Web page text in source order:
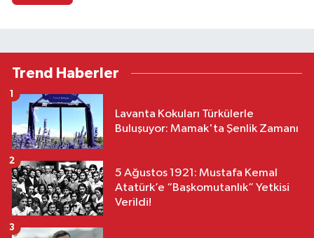
Trend Haberler
Lavanta Kokuları Türkülerle
Buluşuyor: Mamak'ta Şenlik Zamanı
1
5 Ağustos 1921: Mustafa Kemal
Atatürk’e “Başkomutanlık” Yetkisi
Verildi!
2
3